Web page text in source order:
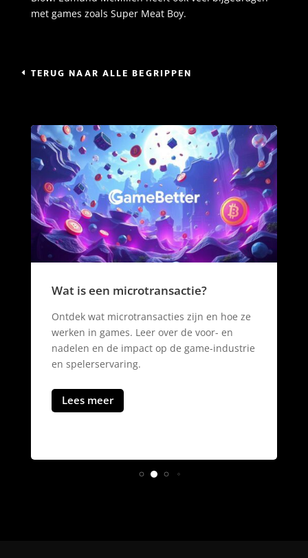
met games zoals Super Meat Boy.
TERUG NAAR ALLE BEGRIPPEN
Wat is een free roam game?
Ontdek wat een free roam game is en hoe
deze games je vrijheid geven om virtuele
werelden te verkennen. Leer meer over
populaire titels en gameplay-elementen.
Lees meer